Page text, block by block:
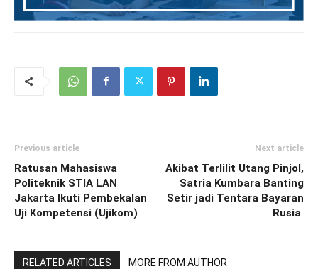
Previous article
Ratusan Mahasiswa
Politeknik STIA LAN
Jakarta Ikuti Pembekalan
Uji Kompetensi (Ujikom)
Next article
Akibat Terlilit Utang Pinjol,
Satria Kumbara Banting
Setir jadi Tentara Bayaran
Rusia
RELATED ARTICLES MORE FROM AUTHOR